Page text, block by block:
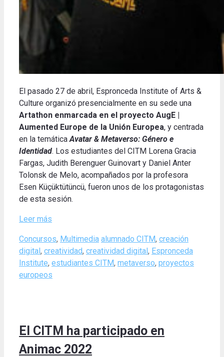
El pasado 27 de abril, Espronceda Institute of Arts &
Culture organizó presencialmente en su sede una
Artathon enmarcada en el proyecto AugE |
Aumented Europe de la Unión Europea, y centrada
en la temáticaAvatar & Metaverso: Género e
Identidad. Los estudiantes del CITM Lorena Gracia
Fargas, Judith Berenguer Guinovart y Daniel Anter
Tolonsk de Melo, acompañados por la profesora
Esen Küçüktütüncü, fueron unos de los protagonistas
de esta sesión.
Leer más
Categories
Concursos, Multimedia Tags
alumnado CITM, creación
digital , creatividad, creatividad digital , Espronceda
Institute, estudiantes CITM, metaverso, proyectos
europeos
El CITM ha participado en
Animac 2022